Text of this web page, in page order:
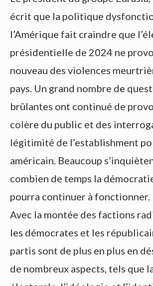
écrit que la politique
l’Amérique fait craindre que
présidentielle de 2024 ne
nouveau des violences
pays. Un grand nombre de
brûlantes ont continué de
colère du public et des
légitimité de l’establishment
américain. Beaucoup
combien de temps la
pourra continuer à fonctionner.
Avec la montée des factions
les démocrates et les
partis sont de plus en plus en
de nombreux aspects, tels que